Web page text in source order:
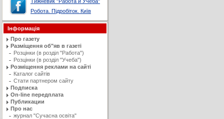
Робота. Підробіток. Київ
Інформація
Про газету
Разміщення об"яв в газеті
Розцінки (в розділ "Работа")
Розцінки (в розділ "Учеба")
Розміщення реклами на сайті
Каталог сайтів
Стати партнером сайту
Подписка
On-line передплата
Публикации
Про нас
журнал "Сучасна освiта"